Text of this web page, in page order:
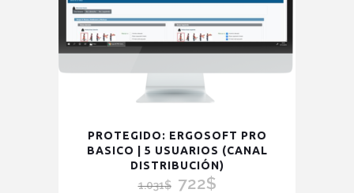
PROTEGIDO: ERGOSOFT PRO
BASICO | 5 USUARIOS (CANAL
DISTRIBUCIÓN)
1.031$ El
722$El